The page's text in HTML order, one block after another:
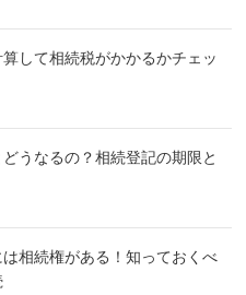
して相続税がかかるかチェッ
うなるの？相続登記の期限と
相続権がある！知っておくべ